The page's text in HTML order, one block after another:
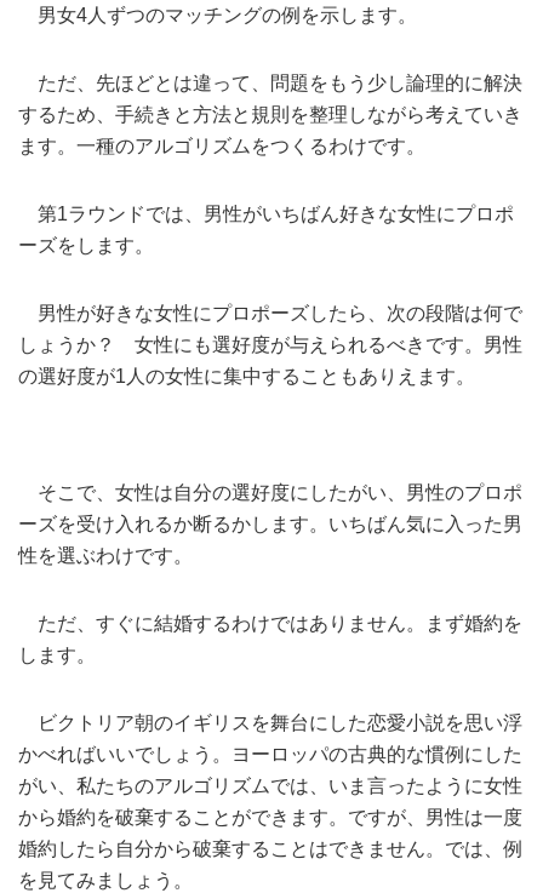
男女4人ずつのマッチングの例を示します。
ただ、先ほどとは違って、問題をもう少し論理的に解決
するため、手続きと方法と規則を整理しながら考えていき
ます。一種のアルゴリズムをつくるわけです。
第1ラウンドでは、男性がいちばん好きな女性にプロポ
ーズをします。
男性が好きな女性にプロポーズしたら、次の段階は何で
しょうか？ 女性にも選好度が与えられるべきです。男性
の選好度が1人の女性に集中することもありえます。
そこで、女性は自分の選好度にしたがい、男性のプロポ
ーズを受け入れるか断るかします。いちばん気に入った男
性を選ぶわけです。
ただ、すぐに結婚するわけではありません。まず婚約を
します。
ビクトリア朝のイギリスを舞台にした恋愛小説を思い浮
かべればいいでしょう。ヨーロッパの古典的な慣例にした
がい、私たちのアルゴリズムでは、いま言ったように女性
から婚約を破棄することができます。ですが、男性は一度
婚約したら自分から破棄することはできません。では、例
を見てみましょう。